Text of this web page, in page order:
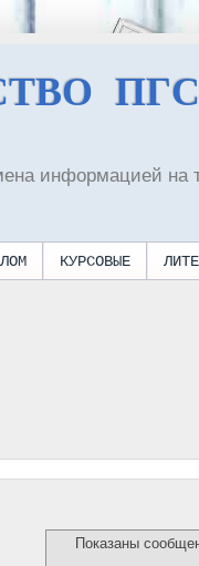
ПГС
информацией
КУРСОВЫЕ
Показаны